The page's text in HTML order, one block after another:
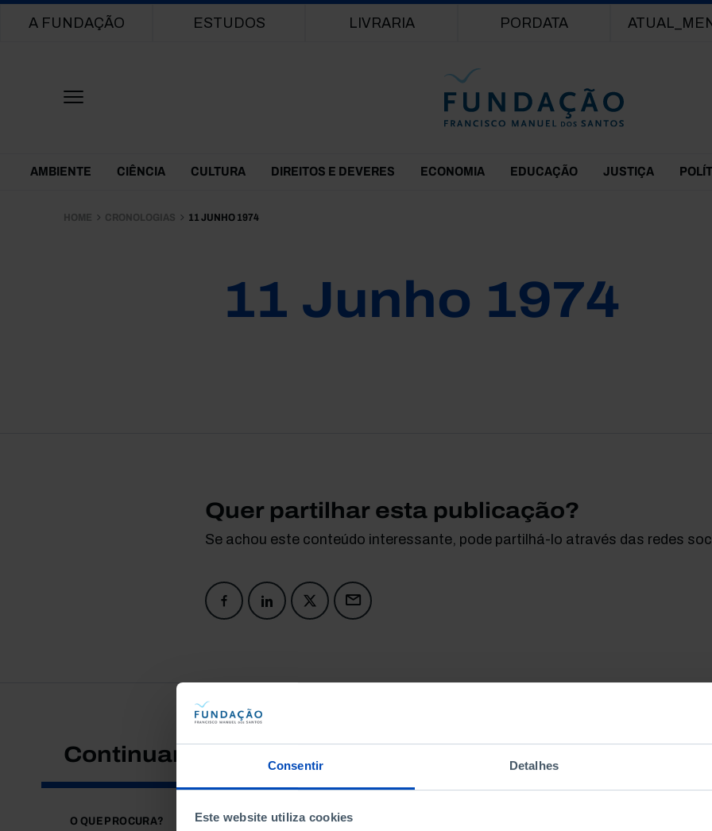
Consentir Detalhes
Este website utiliza cookies
Main navigation
A FUNDAÇÃO ESTUDOS LIVRARIA PORDATA
Themes Menu
AMBIENTE CIÊNCIA CULTURA DIREITOS E DEVERES ECONOMIA EDUCAÇÃO JUSTIÇA
HOME CRONOLOGIAS 11 JUNHO 1974
11 Junho 1974
Quer partilhar esta publicação?
Se achou este conteúdo interessante, pode partilhá-lo através das redes
Continuar a pesquisar
O QUE PROCURA?